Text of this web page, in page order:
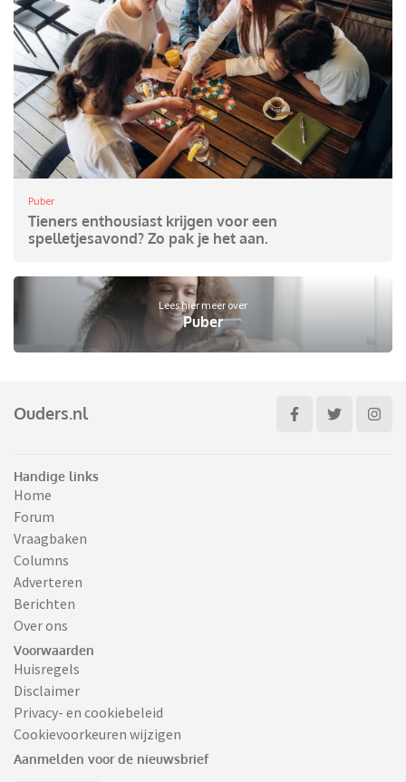
Puber
Tieners enthousiast krijgen voor een
spelletjesavond? Zo pak je het aan.
Lees hier meer over
Puber
Ouders.nl
Handige links
Home
Forum
Vraagbaken
Columns
Adverteren
Berichten
Over ons
Voorwaarden
Huisregels
Disclaimer
Privacy- en cookiebeleid
Cookievoorkeuren wijzigen
Aanmelden voor de nieuwsbrief